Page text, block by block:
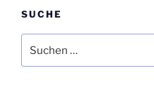
SUCHE
nach: